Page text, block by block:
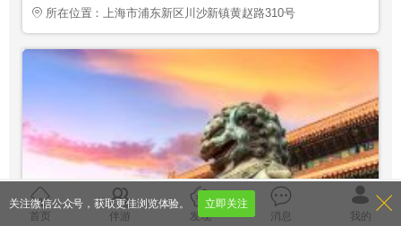
所在位置：上海市浦东新区川沙新镇黄赵路310号
故宫
首页 伴游 发现 消息 我的
关注微信公众号，获取更佳浏览体验。 立即关注